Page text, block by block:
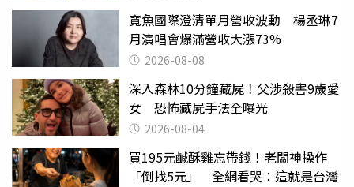
寬魚國際澄清單月營收波動 楊丞琳7
月演唱會爆滿營收大漲73%
2026-08-08
深入森林10分鐘藏屍！父涉殺害9歲愛
女 恐怖藏屍手法全曝光
2026-08-04
買195元鹹酥雞忘帶錢！老闆神操作
「倒找5元」 全網看哭：這就是台灣